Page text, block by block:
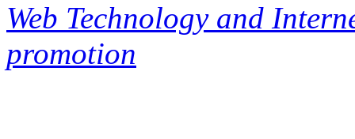
Web Technology and
promotion